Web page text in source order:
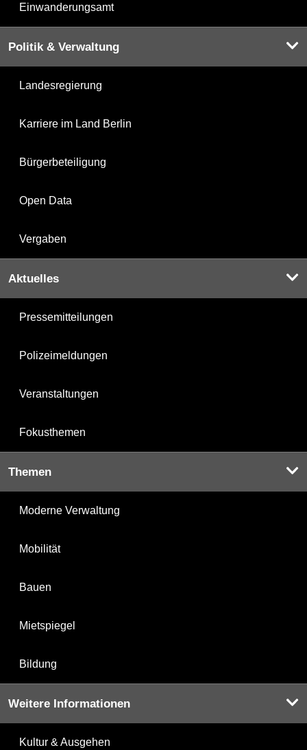
Einwanderungsamt
Politik & Verwaltung
Landesregierung
Karriere im Land Berlin
Bürgerbeteiligung
Open Data
Vergaben
Aktuelles
Pressemitteilungen
Polizeimeldungen
Veranstaltungen
Fokusthemen
Themen
Moderne Verwaltung
Mobilität
Bauen
Mietspiegel
Bildung
Weitere Informationen
Kultur & Ausgehen